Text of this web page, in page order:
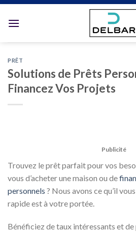
PRÊT
Solutions de Prêts
Financez Vos Projets
Publicité
Trouvez le prêt parfait pour vos
vous d’acheter une maison ou de
personnels ? Nous avons ce qu’il
rapide est à votre portée.
Bénéficiez de taux intéressants et de